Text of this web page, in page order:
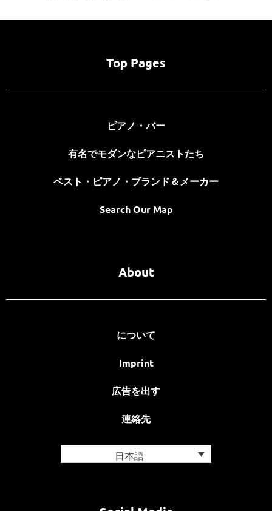
Top Pages
ピアノ・バー
有名でモダンなピアニストたち
ベスト・ピアノ・ブランド＆メーカー
Search Our Map
About
について
Imprint
広告を出す
連絡先
日本語